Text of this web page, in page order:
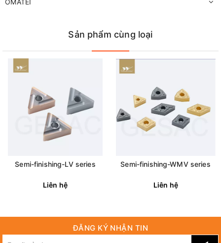
OMATEI
Sản phẩm cùng loại
Semi-finishing-LV series
Liên hệ
Semi-finishing-WMV series
Liên hệ
ĐĂNG KÝ NHẬN TIN